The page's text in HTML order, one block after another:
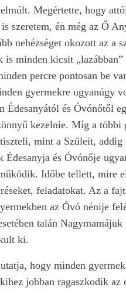
elmúlt. Megértette, hogy
szeretem, én még az Ő
nehézséget okozott az a
is minden kicsit
percre pontosan be
gyermekre ugyanúgy
Édesanyától és Óvónőtől
kezelnie. Míg a többi
mint a Szüleit, addig
Édesanyja és Óvónője
Időbe tellett, mire
feladatokat. Az a
az Óvó nénije
talán
ki.
hogy minden
jobban ragaszkodik az